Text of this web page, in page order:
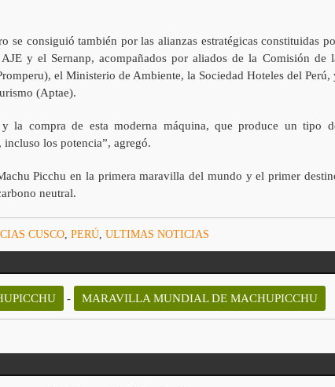
se consiguió también por las alianzas estratégicas constituidas
y el Sernanp, acompañados por aliados de la Comisión de
el Ministerio de Ambiente, la Sociedad Hoteles del Perú,
(Aptae).
la compra de esta moderna máquina, que produce un tipo
los potencia”, agregó.
Picchu en la primera maravilla del mundo y el primer
neutral.
CUSCO, PERÚ, ULTIMAS NOTICIAS
- MARAVILLA MUNDIAL DE MACHUPICCHU